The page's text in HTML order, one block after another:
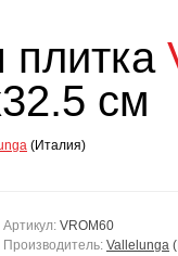
плитка
см
(Италия)
Артикул: VROM60
Производитель: Vallelunga